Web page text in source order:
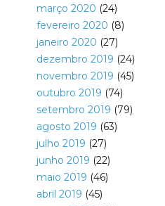
março 2020 (24)
fevereiro 2020 (8)
janeiro 2020 (27)
dezembro 2019 (24)
novembro 2019 (45)
outubro 2019 (74)
setembro 2019 (79)
agosto 2019 (63)
julho 2019 (27)
junho 2019 (22)
maio 2019 (46)
abril 2019 (45)